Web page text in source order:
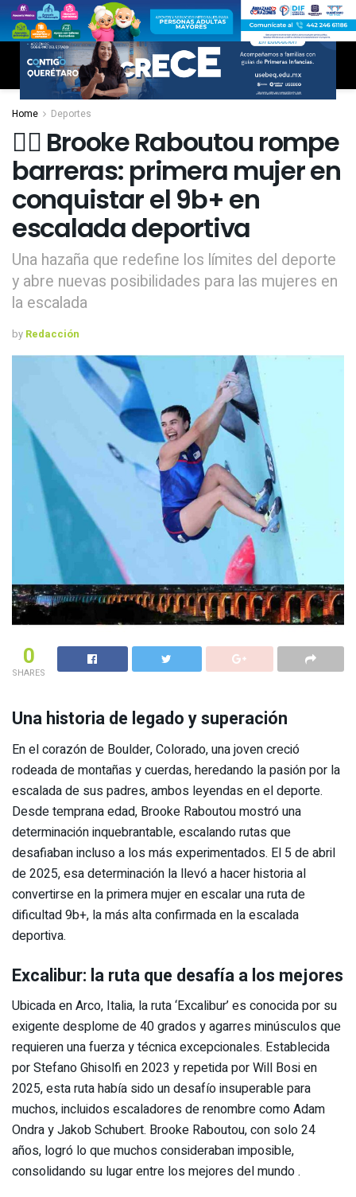
Home Deportes
🧗‍♀️ Brooke Raboutou rompe
barreras: primera mujer en
conquistar el 9b+ en
escalada deportiva
Una hazaña que redefine los límites del deporte
y abre nuevas posibilidades para las mujeres en
la escalada
by Redacción
0
SHARES
Una historia de legado y superación
En el corazón de Boulder, Colorado, una joven creció
rodeada de montañas y cuerdas, heredando la pasión por la
escalada de sus padres, ambos leyendas en el deporte.
Desde temprana edad, Brooke Raboutou mostró una
determinación inquebrantable, escalando rutas que
desafiaban incluso a los más experimentados. El 5 de abril
de 2025, esa determinación la llevó a hacer historia al
convertirse en la primera mujer en escalar una ruta de
dificultad 9b+, la más alta confirmada en la escalada
deportiva.
Excalibur: la ruta que desafía a los mejores
Ubicada en Arco, Italia, la ruta ‘Excalibur’ es conocida por su
exigente desplome de 40 grados y agarres minúsculos que
requieren una fuerza y técnica excepcionales. Establecida
por Stefano Ghisolfi en 2023 y repetida por Will Bosi en
2025, esta ruta había sido un desafío insuperable para
muchos, incluidos escaladores de renombre como Adam
Ondra y Jakob Schubert. Brooke Raboutou, con solo 24
años, logró lo que muchos consideraban imposible,
consolidando su lugar entre los mejores del mundo .